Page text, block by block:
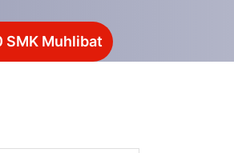
SMK Muhlibat